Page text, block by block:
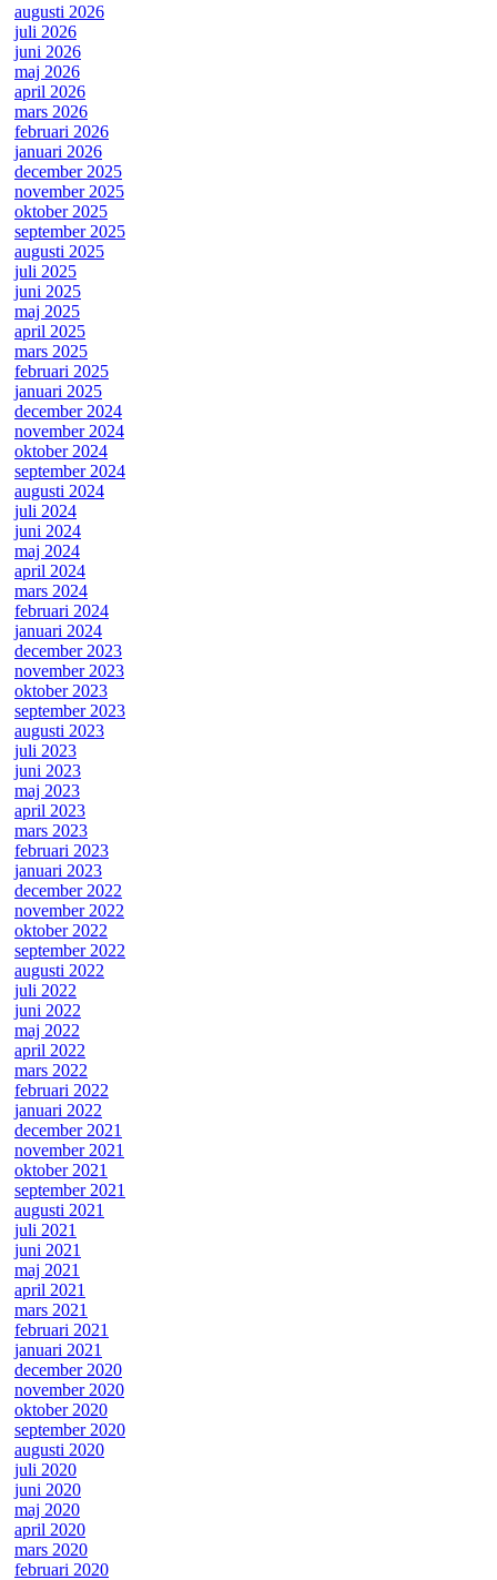
augusti 2026
juli 2026
juni 2026
maj 2026
april 2026
mars 2026
februari 2026
januari 2026
december 2025
november 2025
oktober 2025
september 2025
augusti 2025
juli 2025
juni 2025
maj 2025
april 2025
mars 2025
februari 2025
januari 2025
december 2024
november 2024
oktober 2024
september 2024
augusti 2024
juli 2024
juni 2024
maj 2024
april 2024
mars 2024
februari 2024
januari 2024
december 2023
november 2023
oktober 2023
september 2023
augusti 2023
juli 2023
juni 2023
maj 2023
april 2023
mars 2023
februari 2023
januari 2023
december 2022
november 2022
oktober 2022
september 2022
augusti 2022
juli 2022
juni 2022
maj 2022
april 2022
mars 2022
februari 2022
januari 2022
december 2021
november 2021
oktober 2021
september 2021
augusti 2021
juli 2021
juni 2021
maj 2021
april 2021
mars 2021
februari 2021
januari 2021
december 2020
november 2020
oktober 2020
september 2020
augusti 2020
juli 2020
juni 2020
maj 2020
april 2020
mars 2020
februari 2020